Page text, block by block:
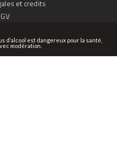
et credits
d’alcool est dangereux pour la santé,
modération.